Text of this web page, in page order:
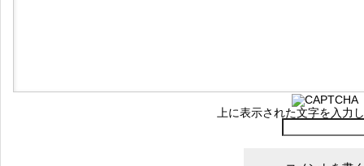
上に表示された文字を入力